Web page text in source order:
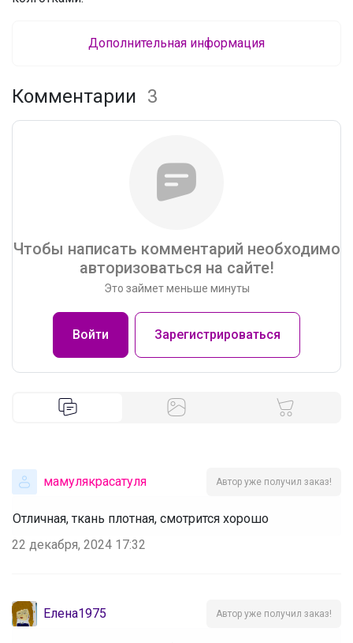
Дополнительная информация
Комментарии 3
Чтобы написать комментарий необходимо
авторизоваться на сайте!
Это займет меньше минуты
Войти Зарегистрироваться
мамулякрасатуля Автор уже получил заказ!
Отличная, ткань плотная, смотрится хорошо
22 декабря, 2024 17:32
Елена1975 Автор уже получил заказ!